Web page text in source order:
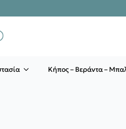
Κήπος – Βεράντα –